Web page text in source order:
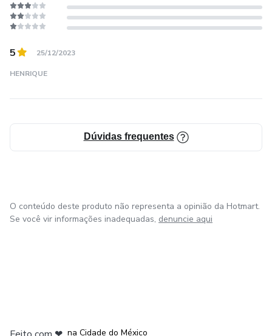
5 25/12/2023
HENRIQUE
Dúvidas frequentes
O conteúdo deste produto não representa a opinião da Hotmart.
Se você vir informações inadequadas, denuncie aqui
na Cidade do México